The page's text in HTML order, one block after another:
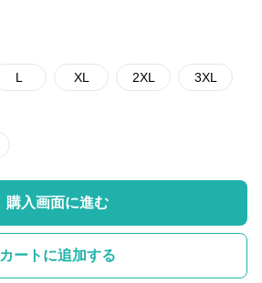
L XL 2XL 3XL
購入画面に進む
カートに追加する